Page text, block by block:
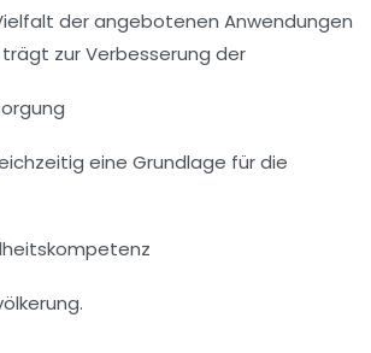
der angebotenen Anwendungen
zur Verbesserung der
eine Grundlage für die